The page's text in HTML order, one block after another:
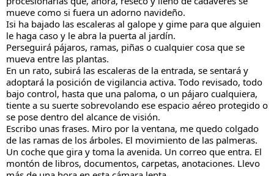
mueve como si fuera un adorno navideño.
Isi ha bajado las escaleras al galope y gime para que alguien
le haga caso y le abra la puerta al jardín.
Perseguirá pájaros, ramas, piñas o cualquier cosa que se
mueva entre las plantas.
En un rato, subirá las escaleras de la entrada, se sentará y
adoptará la posición de vigilancia activa. Todo revisado, todo
bajo control, hasta que una paloma, o un pájaro cualquiera,
tiente a su suerte sobrevolando ese espacio aéreo protegido o
se pose dentro del alcance de visión.
Escribo unas frases. Miro por la ventana, me quedo colgado
de las ramas de los árboles. El movimiento de las palmeras.
Un coche que gira y toma la avenida. Un correo que entra. El
montón de libros, documentos, carpetas, anotaciones. Llevo